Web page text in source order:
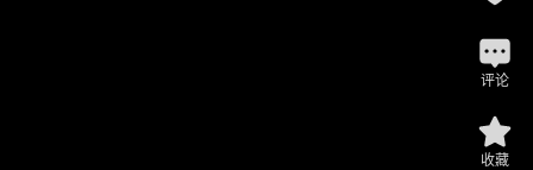
评论
收藏